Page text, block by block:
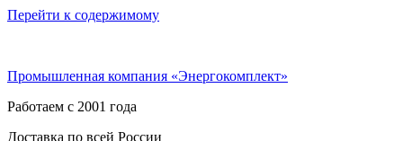
Перейти к содержимому
Промышленная компания «Энергокомплект»
Работаем с 2001 года
Доставка по всей России